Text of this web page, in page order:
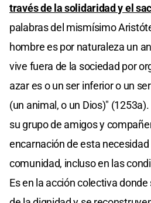
través de la solidaridad y el
palabras del mismísimo
hombre es por naturaleza un
vive fuera de la sociedad por
azar es o un ser inferior o un
(un animal, o un Dios)"
su grupo de amigos y
encarnación de esta
comunidad, incluso en las
Es en la acción colectiva